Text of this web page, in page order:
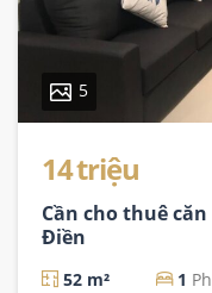
5
14 triệu
Cần cho thuê
Điền
52 m² 1